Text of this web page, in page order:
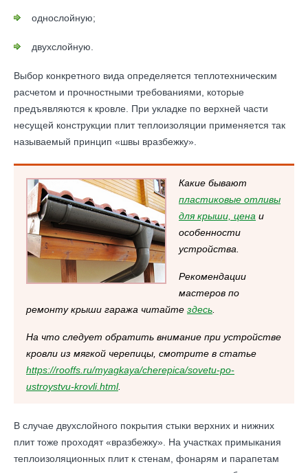
однослойную;
двухслойную.
Выбор конкретного вида определяется теплотехническим
расчетом и прочностными требованиями, которые
предъявляются к кровле. При укладке по верхней части
несущей конструкции плит теплоизоляции применяется так
называемый принцип «швы вразбежку».
Какие бывают
пластиковые отливы
для крыши, цена и
особенности
устройства.
Рекомендации
мастеров по
ремонту крыши гаража читайте здесь
На что следует обратить внимание при устройстве
кровли из мягкой черепицы, смотрите в статье
https://rooffs.ru/myagkaya/cherepica/sovetu-po-
ustroystvu-krovli.html.
В случае двухслойного покрытия стыки верхних и нижних
плит тоже проходят «вразбежку». На участках примыкания
теплоизоляционных плит к стенам, фонарям и парапетам